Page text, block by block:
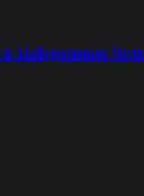
Набережных